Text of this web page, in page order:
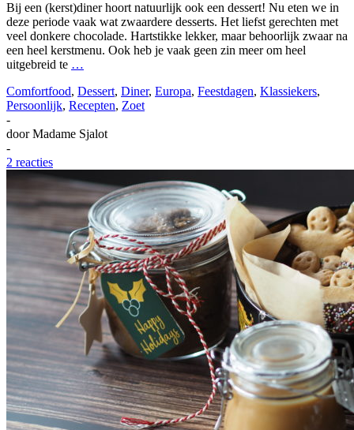
Bij een (kerst)diner hoort natuurlijk ook een dessert! Nu eten we in
deze periode vaak wat zwaardere desserts. Het liefst gerechten met
veel donkere chocolade. Hartstikke lekker, maar behoorlijk zwaar na
een heel kerstmenu. Ook heb je vaak geen zin meer om heel
uitgebreid te …
Comfortfood, Dessert, Diner, Europa, Feestdagen, Klassiekers,
Persoonlijk, Recepten, Zoet
-
doorMadame Sjalot
-
2 reacties